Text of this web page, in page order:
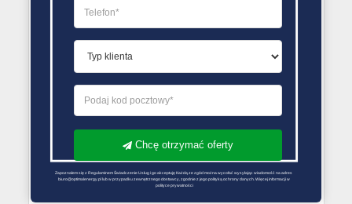
Chcę otrzymać oferty
Zapoznałem się z Regulaminem Świadczenie Usług i go akceptuję Każdą ze zgód można wycofać wysyłając wiadomość na adres
biuro@optimalenergy.pl lub w przypadku zewnętrznego dostawcy, zgodnie z jego polityką ochrony danych. Więcej informacji w
polityce prywatności